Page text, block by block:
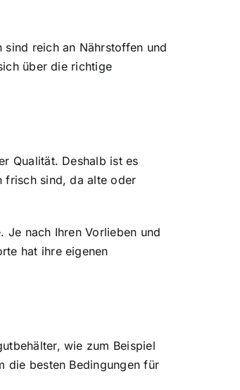
sind reich an Nährstoffen und
über die richtige
Qualität. Deshalb ist es
frisch sind, da alte oder
nach Ihren Vorlieben und
hat ihre eigenen
wie zum Beispiel
die besten Bedingungen für